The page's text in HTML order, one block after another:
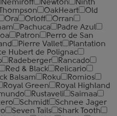
Nemiroff Newton
Ninth
OakHeart
Old
Ora Orloff
Orran
Pachuca
Padre Azul
Patron
Perro de San
Pierre Vallet
Plantation
Hubert de Polignac
Radeberger
Rancado
Red & Black
Relicario
Balsam Roku
Romios
Royal Green
Royal Highland
Rustaveli
Saimaa
Schmidt
Schnee Jager
Seven Tails
Shark Tooth